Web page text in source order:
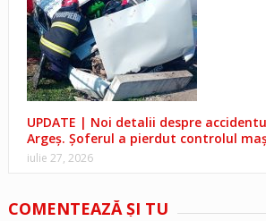
UPDATE | Noi detalii despre
Argeș. Șoferul a pierdut controlul
iulie 27, 2026
COMENTEAZĂ ŞI TU